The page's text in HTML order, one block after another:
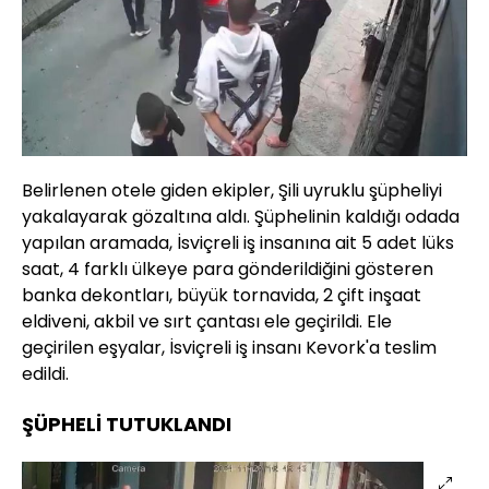
Belirlenen otele giden ekipler, Şili uyruklu şüpheliyi
yakalayarak gözaltına aldı. Şüphelinin kaldığı odada
yapılan aramada, İsviçreli iş insanına ait 5 adet lüks
saat, 4 farklı ülkeye para gönderildiğini gösteren
banka dekontları, büyük tornavida, 2 çift inşaat
eldiveni, akbil ve sırt çantası ele geçirildi. Ele
geçirilen eşyalar, İsviçreli iş insanı Kevork'a teslim
edildi.
ŞÜPHELİ TUTUKLANDI